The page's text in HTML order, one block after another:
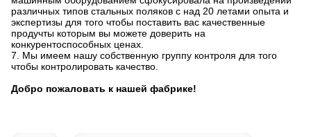
различных типов стальных поляков с над 20 летами опыта и
экспертизы для того чтобы поставить вас качественные
продучты которым вы можете доверить на
конкурентоспособных ценах.
7. Мы имеем нашу собственную группу контроля для того
чтобы контролировать качество.
Добро пожаловать к нашей фабрике!